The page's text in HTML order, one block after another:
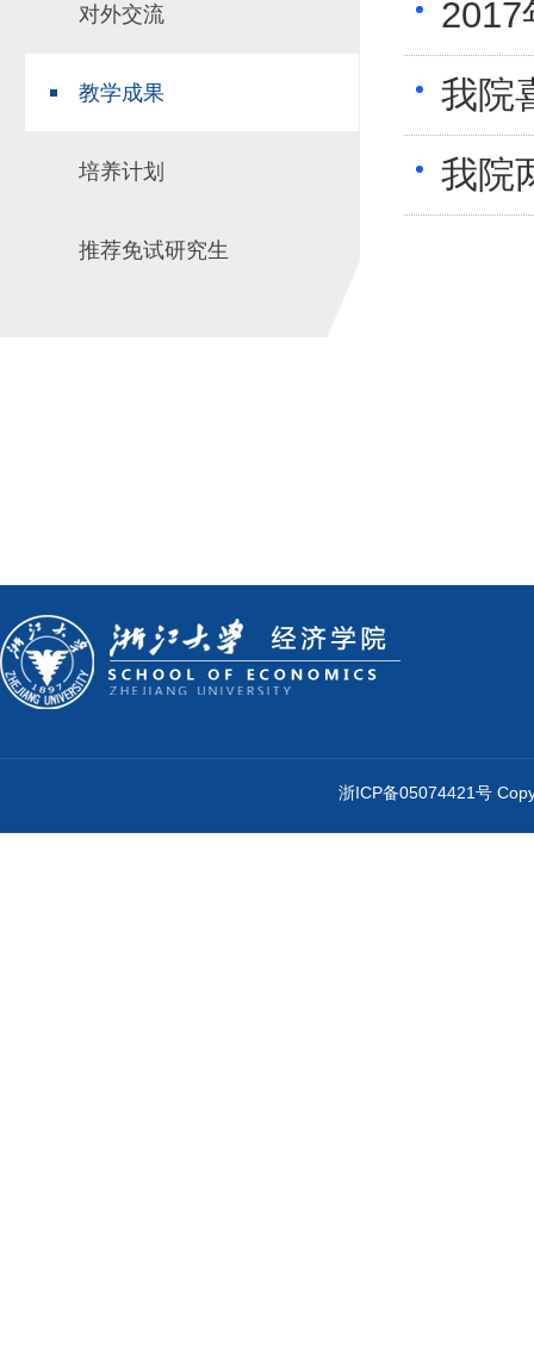
对外交流
教学成果
培养计划
推荐免试研究生
2017
我院
我院
浙ICP备05074421号